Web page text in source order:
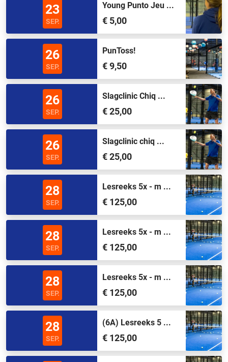
23
SEP.
Young Punto Jeu ...
€ 5,00
26
SEP.
PunToss!
€ 9,50
26
SEP.
Slagclinic Chiq ...
€ 25,00
26
SEP.
Slagclinic chiq ...
€ 25,00
28
SEP.
Lesreeks 5x - m ...
€ 125,00
28
SEP.
Lesreeks 5x - m ...
€ 125,00
28
SEP.
Lesreeks 5x - m ...
€ 125,00
28
SEP.
(6A) Lesreeks 5 ...
€ 125,00